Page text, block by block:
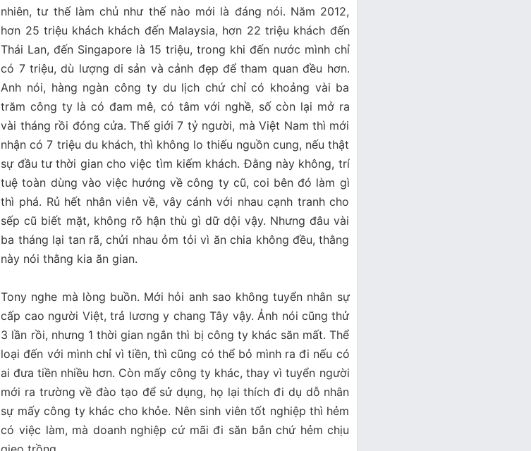
nhiên, tư thế làm chủ như thế nào mới là đáng nói. Năm 2012,
hơn 25 triệu khách khách đến Malaysia, hơn 22 triệu khách đến
Thái Lan, đến Singapore là 15 triệu, trong khi đến nước mình chỉ
có 7 triệu, dù lượng di sản và cảnh đẹp để tham quan đều hơn.
Anh nói, hàng ngàn công ty du lịch chứ chỉ có khoảng vài ba
trăm công ty là có đam mê, có tâm với nghề, số còn lại mở ra
vài tháng rồi đóng cửa. Thế giới 7 tỷ người, mà Việt Nam thì mới
nhận có 7 triệu du khách, thì không lo thiếu nguồn cung, nếu thật
sự đầu tư thời gian cho việc tìm kiếm khách. Đằng này không, trí
tuệ toàn dùng vào việc hướng về công ty cũ, coi bên đó làm gì
thì phá. Rủ hết nhân viên về, vây cánh với nhau cạnh tranh cho
sếp cũ biết mặt, không rõ hận thù gì dữ dội vậy. Nhưng đâu vài
ba tháng lại tan rã, chửi nhau ỏm tỏi vì ăn chia không đều, thằng
này nói thằng kia ăn gian.
Tony nghe mà lòng buồn. Mới hỏi anh sao không tuyển nhân sự
cấp cao người Việt, trả lương y chang Tây vậy. Ảnh nói cũng thử
3 lần rồi, nhưng 1 thời gian ngắn thì bị công ty khác săn mất. Thể
loại đến với mình chỉ vì tiền, thì cũng có thể bỏ mình ra đi nếu có
ai đưa tiền nhiều hơn. Còn mấy công ty khác, thay vì tuyển người
mới ra trường về đào tạo để sử dụng, họ lại thích đi dụ dỗ nhân
sự mấy công ty khác cho khỏe. Nên sinh viên tốt nghiệp thì hẻm
có việc làm, mà doanh nghiệp cứ mãi đi săn bắn chứ hẻm chịu